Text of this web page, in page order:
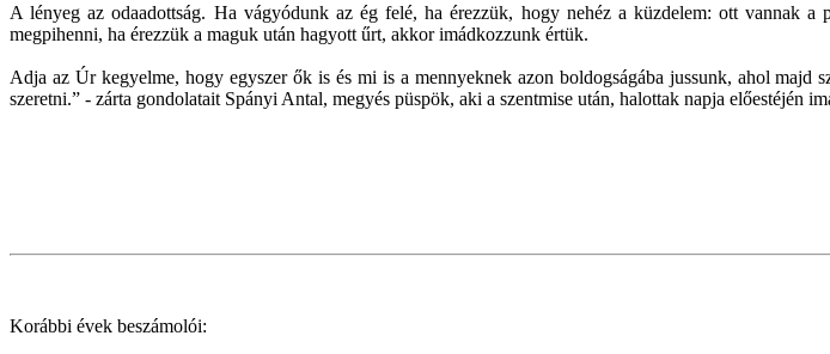
A lényeg az odaadottság. Ha vágyódunk az ég felé, ha érezzük, hogy nehéz a küzdelem: ott vannak
megpihenni, ha érezzük a maguk után hagyott űrt, akkor imádkozzunk értük.
Adja az Úr kegyelme, hogy egyszer ők is és mi is a mennyeknek azon boldogságába jussunk, ahol
szeretni.” - zárta gondolatait Spányi Antal, megyés püspök, aki a szentmise után, halottak napja előestéjén
Korábbi évek beszámolói: